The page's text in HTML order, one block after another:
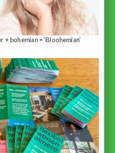
bohemian = ‘Bloohemian’